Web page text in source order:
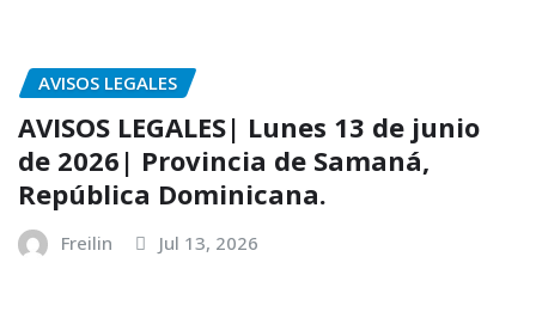
AVISOS LEGALES
AVISOS LEGALES| Lunes 13 de junio
de 2026| Provincia de Samaná,
República Dominicana.
Freilin Jul 13, 2026